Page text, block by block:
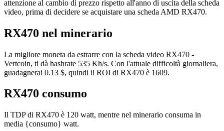
attenzione al cambio di prezzo rispetto all'anno di uscita della scheda
video, prima di decidere se acquistare una scheda AMD RX470.
RX470 nel minerario
La migliore moneta da estrarre con la scheda video RX470 -
Vertcoin, ti dà hashrate 535 Kh/s. Con l'attuale difficoltà giornaliera,
guadagnerai 0.13 $, quindi il ROI di RX470 è 1609.
RX470 consumo
Il TDP di RX470 è 120 watt, mentre nel minerario consuma in
media {consumo} watt.